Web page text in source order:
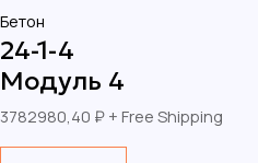
Бетон
24-1-4
Модуль 4
3782980,40 ₽ + Free Shipping